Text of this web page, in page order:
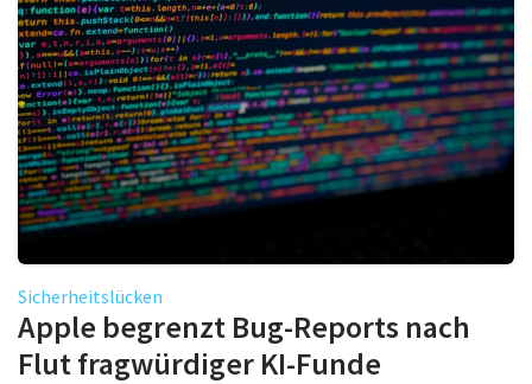
Sicherheitslücken
Apple begrenzt Bug-Reports nach
Flut fragwürdiger KI-Funde